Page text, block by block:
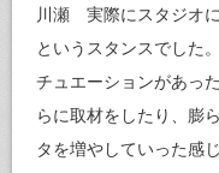
川瀬 実際にスタジオ
というスタンスでした
チュエーションがあっ
らに取材をしたり、膨
タを増やしていった感じ